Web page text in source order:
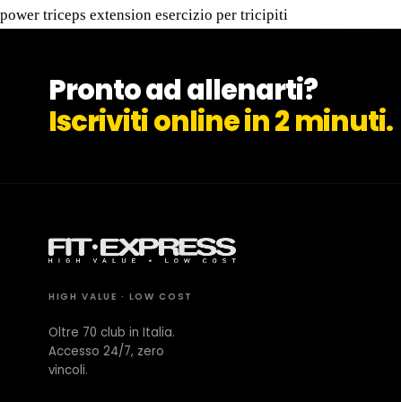
CONTATTI
Milano Missaglia
power triceps extension esercizio per tricipiti
Pronto ad allenarti?
Iscriviti online in 2 minuti.
HIGH VALUE · LOW COST
Oltre 70 club in Italia.
Accesso 24/7, zero
vincoli.